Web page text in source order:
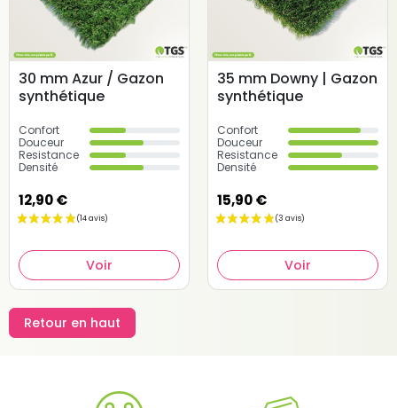
30 mm Azur / Gazon
synthétique
Confort
Douceur
Resistance
Densité
12,90 €
Voir
35 mm Downy | Gazon
synthétique
Confort
Douceur
Resistance
Densité
15,90 €
Voir
Retour en haut